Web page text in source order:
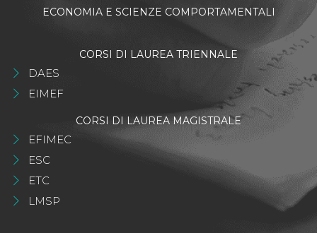
ECONOMIA E SCIENZE COMPORTAMENTALI
CORSI DI LAUREA TRIENNALE
DAES
EIMEF
CORSI DI LAUREA MAGISTRALE
EFIMEC
ESC
ETC
LMSP